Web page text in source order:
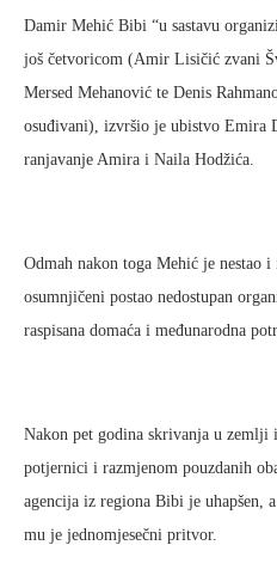
Damir Mehić Bibi “u sastavu
još četvoricom (Amir Lisičić zvani
Mersed Mehanović te Denis
osuđivani), izvršio je ubistvo Emira
ranjavanje Amira i Naila Hodžića.
Odmah nakon toga Mehić je nestao
osumnjičeni postao nedostupan
raspisana domaća i međunarodna
Nakon pet godina skrivanja u zemlji
potjernici i razmjenom pouzdanih
agencija iz regiona Bibi je uhapšen,
mu je jednomjesečni pritvor.